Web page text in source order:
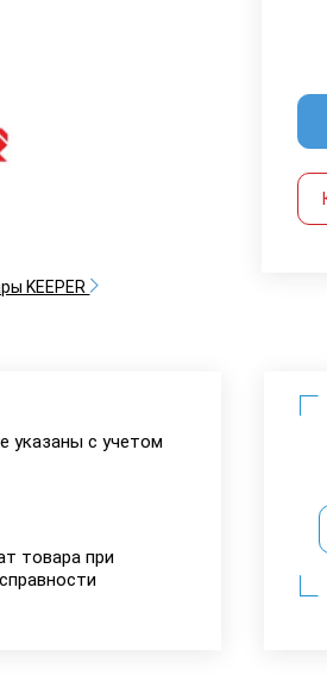
KEEPER
указаны с учетом
товара при